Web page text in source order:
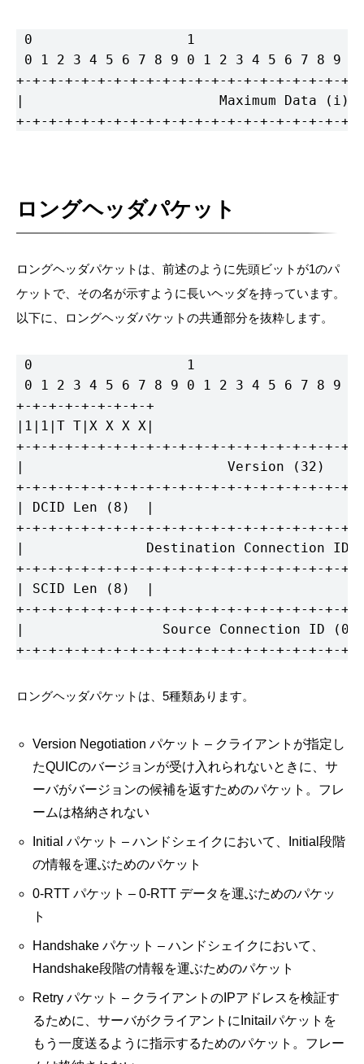
0                   1
0 1 2 3 4 5 6 7 8 9 0 1 2 3 4 5 6 7 8 9
+-+-+-+-+-+-+-+-+-+-+-+-+-+-+-+-+-+-+-+-+-
|                        Maximum Data
+-+-+-+-+-+-+-+-+-+-+-+-+-+-+-+-+-+-+-+-+-
ロングヘッダパケット
ロングヘッダパケットは、前述のように先頭ビットが1のパ
ケットで、その名が示すように長いヘッダを持っています。
以下に、ロングヘッダパケットの共通部分を抜粋します。
0                   1
0 1 2 3 4 5 6 7 8 9 0 1 2 3 4 5 6 7 8 9
+-+-+-+-+-+-+-+-+
|1|1|T T|X X X X|
+-+-+-+-+-+-+-+-+-+-+-+-+-+-+-+-+-+-+-+-+-
|                         Version (32)
+-+-+-+-+-+-+-+-+-+-+-+-+-+-+-+-+-+-+-+-+-
| DCID Len (8)  |
+-+-+-+-+-+-+-+-+-+-+-+-+-+-+-+-+-+-+-+-+-
|               Destination Connection
+-+-+-+-+-+-+-+-+-+-+-+-+-+-+-+-+-+-+-+-+-
| SCID Len (8)  |
+-+-+-+-+-+-+-+-+-+-+-+-+-+-+-+-+-+-+-+-+-
|                 Source Connection ID
+-+-+-+-+-+-+-+-+-+-+-+-+-+-+-+-+-+-+-+-+-
ロングヘッダパケットは、5種類あります。
Version Negotiation パケット – クライアントが指定し
たQUICのバージョンが受け入れられないときに、サ
ーバがバージョンの候補を返すためのパケット。フレ
ームは格納されない
Initial パケット – ハンドシェイクにおいて、Initial段階
の情報を運ぶためのパケット
0-RTT パケット – 0-RTT データを運ぶためのパケッ
ト
Handshake パケット – ハンドシェイクにおいて、
Handshake段階の情報を運ぶためのパケット
Retry パケット – クライアントのIPアドレスを検証す
るために、サーバがクライアントにInitailパケットを
もう一度送るように指示するためのパケット。フレー